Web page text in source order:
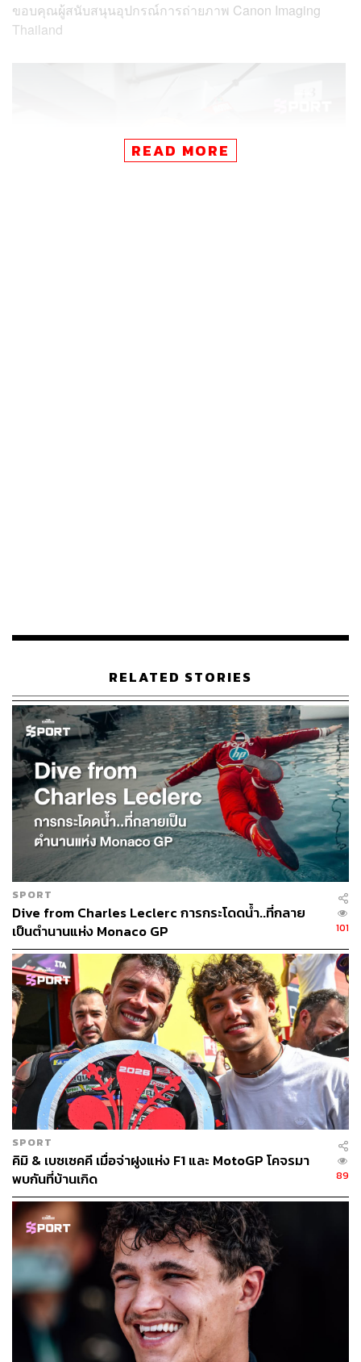
ขอบคุณผู้สนับสนุนอุปกรณ์การถ่ายภาพ Canon Imaging
Thailand
READ MORE
RELATED STORIES
SPORT
Dive from Charles Leclerc การกระโดดน้ำ..ที่กลาย
เป็นตำนานแห่ง Monaco GP
101
SPORT
คิมิ & เบซเซคคี เมื่อจ่าฝูงแห่ง F1 และ MotoGP โคจรมา
พบกันที่บ้านเกิด
89